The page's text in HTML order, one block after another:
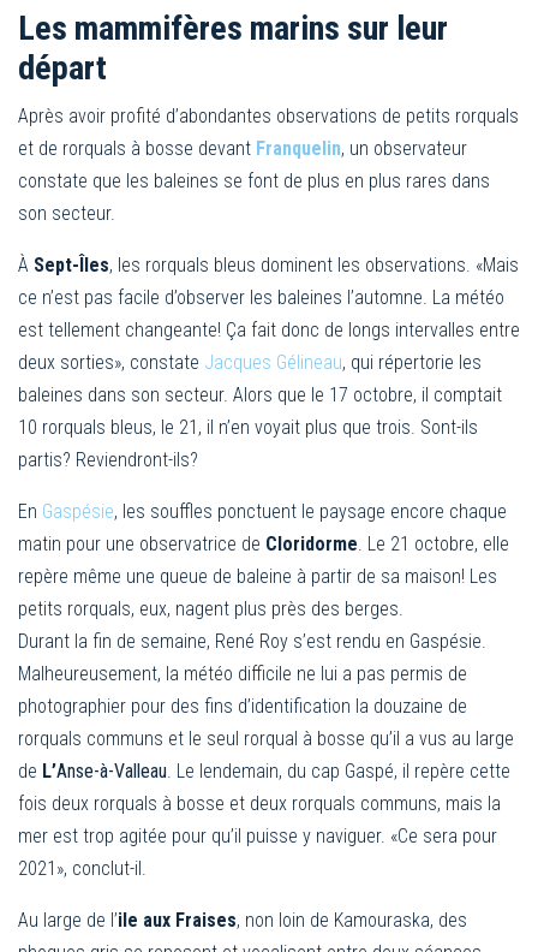
Les mammifères marins sur leur
départ
Après avoir profité d’abondantes observations de petits rorquals
et de rorquals à bosse devant Franquelin, un observateur
constate que les baleines se font de plus en plus rares dans
son secteur.
À Sept-Îles, les rorquals bleus dominent les observations. «Mais
ce n’est pas facile d’observer les baleines l’automne. La météo
est tellement changeante! Ça fait donc de longs intervalles entre
deux sorties», constate Jacques Gélineau, qui répertorie les
baleines dans son secteur. Alors que le 17 octobre, il comptait
10 rorquals bleus, le 21, il n’en voyait plus que trois. Sont-ils
partis? Reviendront-ils?
En Gaspésie, les souffles ponctuent le paysage encore chaque
matin pour une observatrice de Cloridorme. Le 21 octobre, elle
repère même une queue de baleine à partir de sa maison! Les
petits rorquals, eux, nagent plus près des berges.
Durant la fin de semaine, René Roy s’est rendu en Gaspésie.
Malheureusement, la météo difficile ne lui a pas permis de
photographier pour des fins d’identification la douzaine de
rorquals communs et le seul rorqual à bosse qu’il a vus au large
de L’Anse-à-Valleau. Le lendemain, du cap Gaspé, il repère cette
fois deux rorquals à bosse et deux rorquals communs, mais la
mer est trop agitée pour qu’il puisse y naviguer. «Ce sera pour
2021», conclut-il.
Au large de l’ile aux Fraises, non loin de Kamouraska, des